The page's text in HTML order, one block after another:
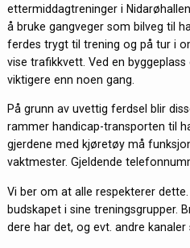
ettermiddagtreninger i
å bruke gangveger som bilveg til
ferdes trygt til trening og på tur i
vise trafikkvett. Ved en
viktigere enn noen gang.
På grunn av uvettig ferdsel blir
rammer handicap-transporten til
gjerdene med kjøretøy må
vaktmester. Gjeldende
Vi ber om at alle respekterer
budskapet i sine treningsgrupper.
dere har det, og evt. andre kanaler